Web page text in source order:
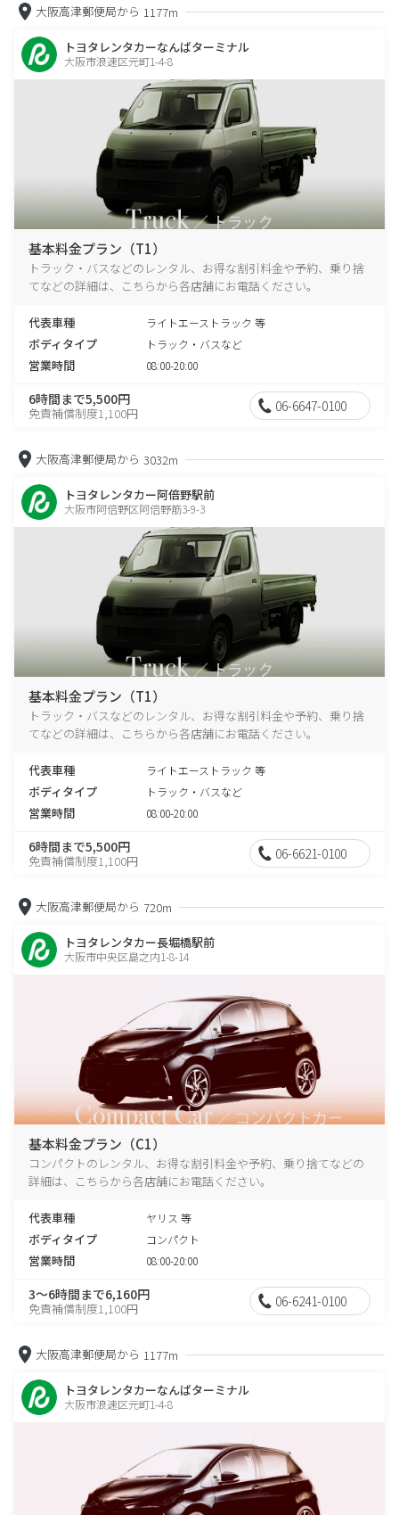
大阪高津郵便局から 1177m
トヨタレンタカーなんばターミナル
大阪市浪速区元町1-4-8
基本料金プラン（T1）
トラック・バスなどのレンタル、お得な割引料金や予約、乗り捨
てなどの詳細は、こちらから各店舗にお電話ください。
代表車種 ライトエーストラック 等
ボディタイプ トラック・バスなど
営業時間 08:00-20:00
6時間まで5,500円
免責補償制度1,100円 06-6647-0100
大阪高津郵便局から 3032m
トヨタレンタカー阿倍野駅前
大阪市阿倍野区阿倍野筋3-9-3
基本料金プラン（T1）
トラック・バスなどのレンタル、お得な割引料金や予約、乗り捨
てなどの詳細は、こちらから各店舗にお電話ください。
代表車種 ライトエーストラック 等
ボディタイプ トラック・バスなど
営業時間 08:00-20:00
6時間まで5,500円
免責補償制度1,100円 06-6621-0100
大阪高津郵便局から 720m
トヨタレンタカー長堀橋駅前
大阪市中央区島之内1-8-14
基本料金プラン（C1）
コンパクトのレンタル、お得な割引料金や予約、乗り捨てなどの
詳細は、こちらから各店舗にお電話ください。
代表車種 ヤリス 等
ボディタイプ コンパクト
営業時間 08:00-20:00
3～6時間まで6,160円
免責補償制度1,100円 06-6241-0100
大阪高津郵便局から 1177m
トヨタレンタカーなんばターミナル
大阪市浪速区元町1-4-8